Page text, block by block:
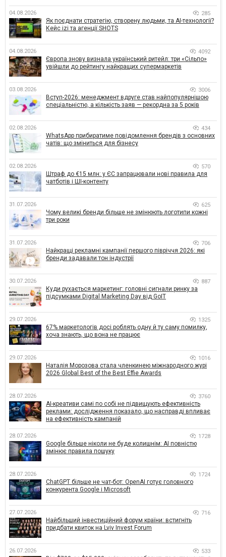
04.08.2026 285
Як поєднати стратегію, створену людьми, та AI-технології?
Кейс izi та агенції SHOTS
04.08.2026 4092
Європа знову визнала український ритейл: три «Сільпо»
увійшли до рейтингу найкращих супермаркетів
03.08.2026 3006
Вступ-2026: менеджмент вдруге став найпопулярнішою
спеціальністю, а кількість заяв — рекордна за 5 років
02.08.2026 434
WhatsApp прибиратиме повідомлення брендів з основних
чатів: що зміниться для бізнесу
02.08.2026 570
Штраф до €15 млн: у ЄС запрацювали нові правила для
чатботів і ШІ-контенту
31.07.2026 625
Чому великі бренди більше не змінюють логотипи кожні
три роки
31.07.2026 706
Найкращі рекламні кампанії першого півріччя 2026: які
бренди задавали тон індустрії
30.07.2026 887
Куди рухається маркетинг: головні сигнали ринку за
підсумками Digital Marketing Day від GoIT
29.07.2026 1325
67% маркетологів досі роблять одну й ту саму помилку,
хоча знають, що вона не працює
29.07.2026 1016
Наталія Морозова стала членкинею міжнародного журі
2026 Global Best of the Best Effie Awards
28.07.2026 3760
AI-креативи самі по собі не підвищують ефективність
реклами: дослідження показало, що насправді впливає
на ефективність кампаній
28.07.2026 1728
Google більше ніколи не буде колишнім: AI повністю
змінює правила пошуку
28.07.2026 1724
ChatGPT більше не чат-бот: OpenAI готує головного
конкурента Google і Microsoft
27.07.2026 716
Найбільший інвестиційний форум країни: встигніть
придбати квиток на Lviv Invest Forum
26.07.2026 533